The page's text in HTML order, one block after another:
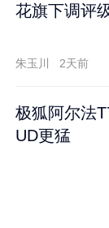
花旗下调评
朱玉川 2天前
极狐阿尔法
UD更猛